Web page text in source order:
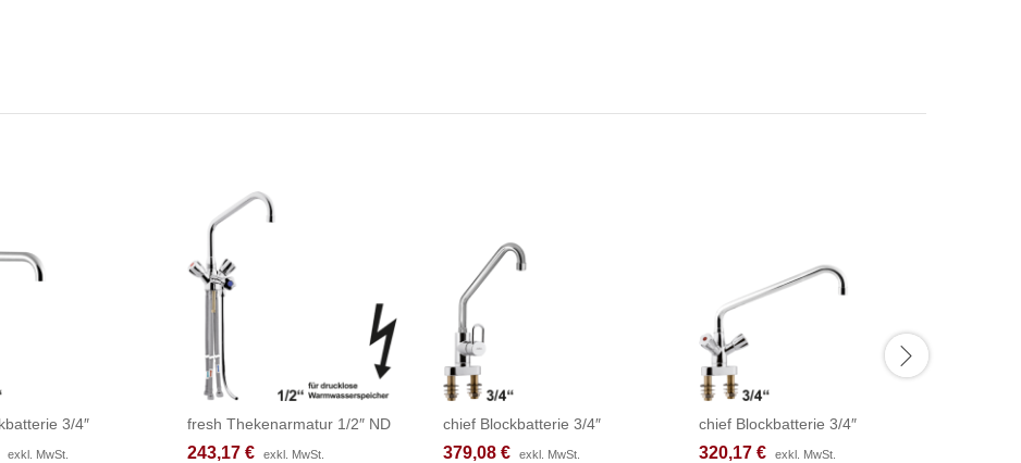
3/4″
exkl. MwSt.
exkl. MwSt.
fresh Thekenarmatur 1/2″ ND
243,17 € exkl. MwSt.
243,17 € exkl. MwSt.
chief Blockbatterie 3/4″
379,08 € exkl. MwSt.
379,08 € exkl. MwSt.
chief Blockbatterie 3/4″
320,17 € exkl. MwSt.
320,17 € exkl. MwSt.